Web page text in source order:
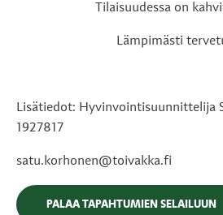
Tilaisuudessa on
Lämpimästi
Lisätiedot: Hyvinvointisuunnittelija
1927817
satu.korhonen@toivakka.fi
PALAA TAPAHTUMIEN SELAILUUN